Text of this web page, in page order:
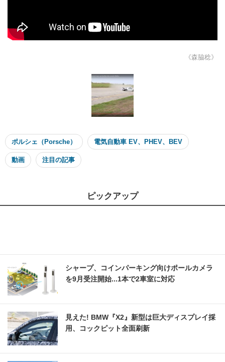
《森脇稔》
ポルシェ（Porsche） 電気自動車 EV、PHEV、BEV
動画 注目の記事
ピックアップ
シャープ、コインパーキング向けポールカメラ
を9月受注開始...1本で2車室に対応
見えた! BMW『X2』新型は巨大ディスプレイ採
用、コックピット全面刷新